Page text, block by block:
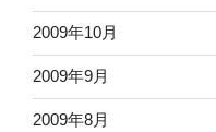
2009年10月
2009年9月
2009年8月